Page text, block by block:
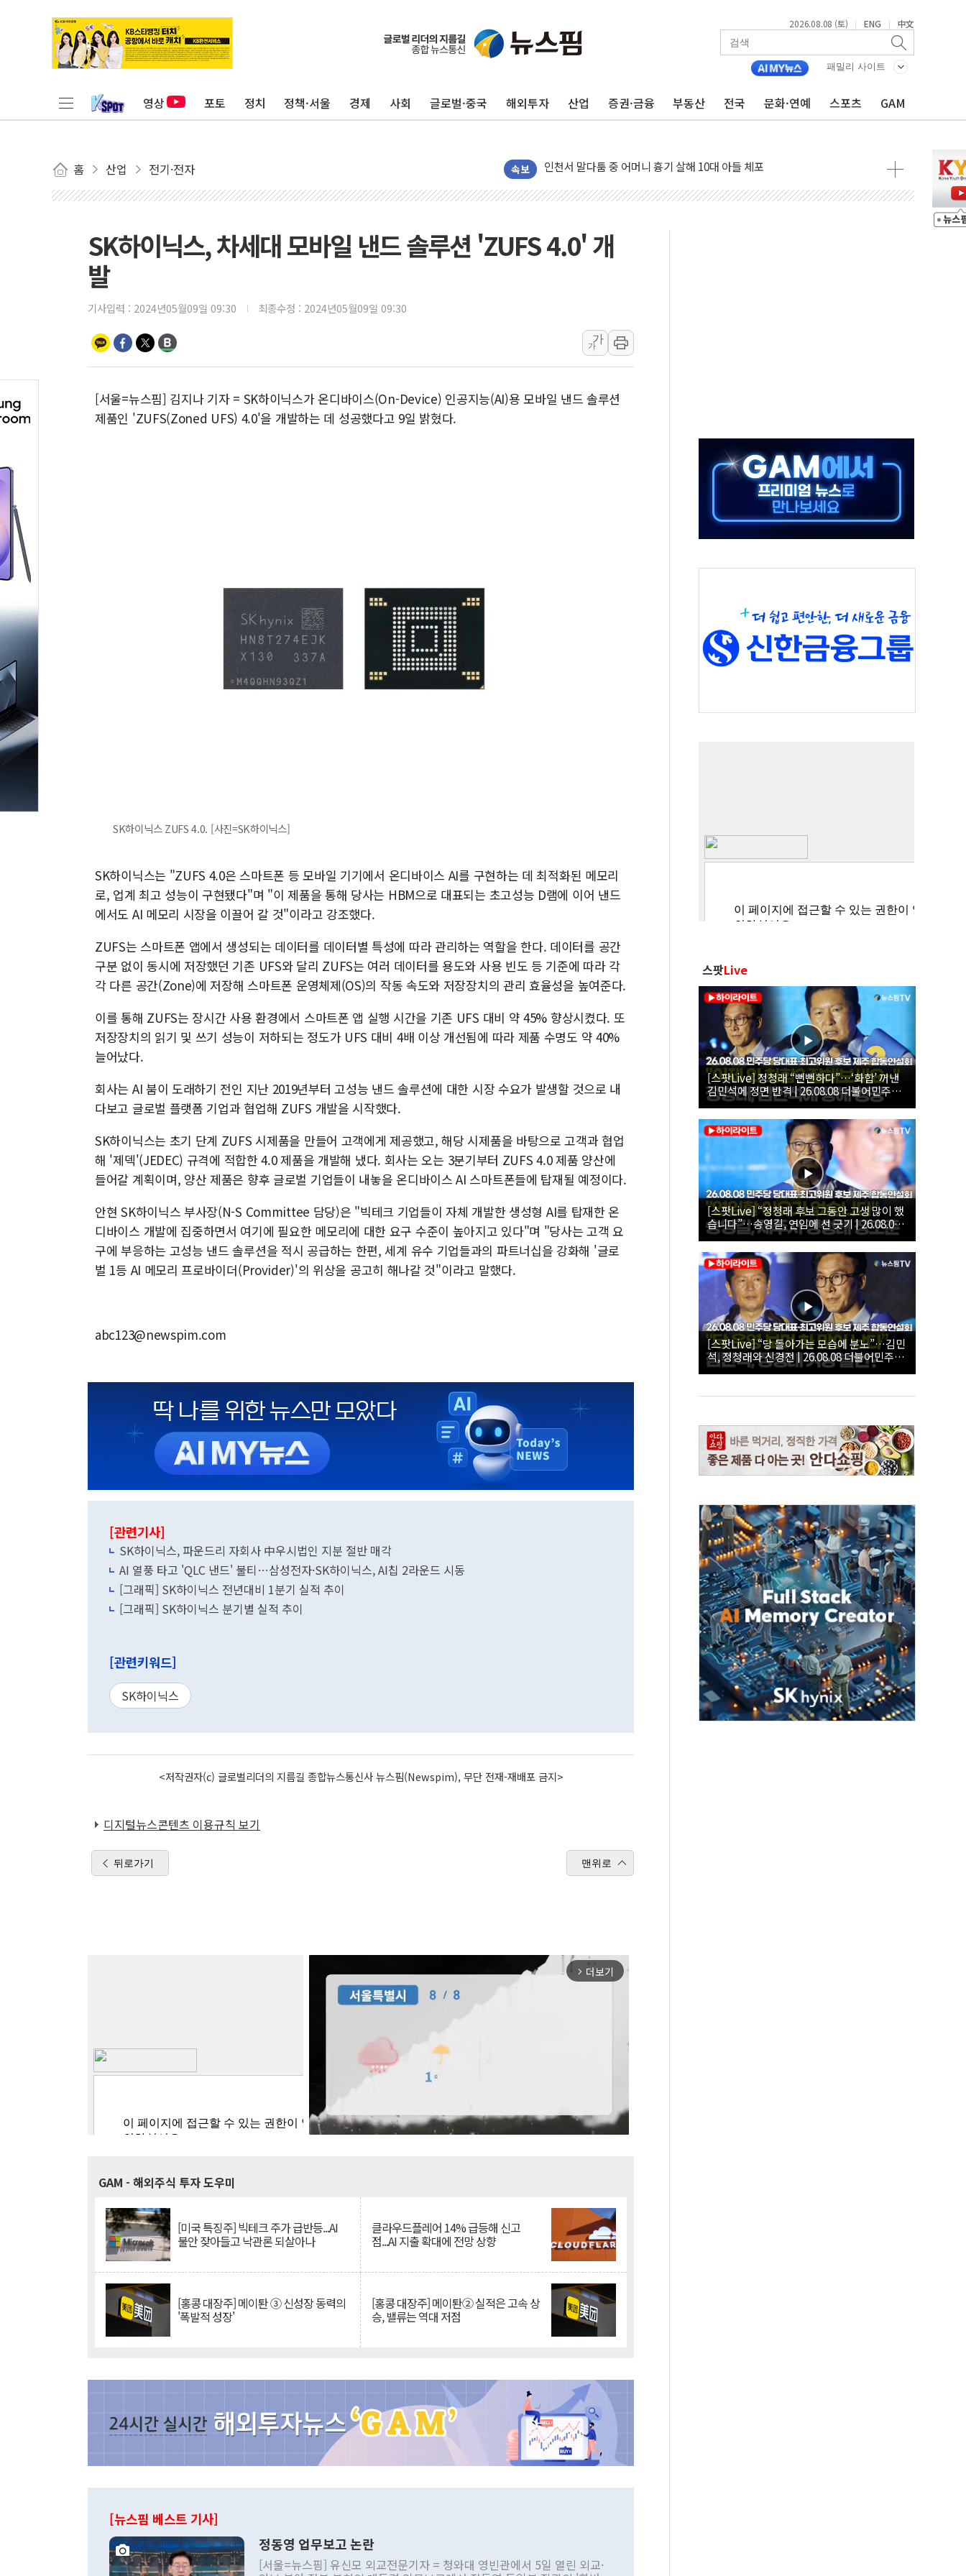
2026.08.08 (토) | ENG | 中文
패밀리 사이트
영상 포토 정치 정책·서울 경제 사회 글로벌·중국 해외투자 산업 증권·금융 부동산 전국 문화·연예 스포츠 GAM
홈 산업 전기·전자 속보
서울 중랑구 주택가서 흉기 난동…60대 남성 2명 숨져
李대통령 "결혼 때문에 손해 보는 일 없게"…'결혼 페널티' 22개 과제 손본다
추미애, '위안부' 피해자 기림의 날 참석..."국제적 시민 연대로 목소리 내야"
인천 선재도 갯벌서 해루질 중 실종 60대 나흘만에 숨진 채 발견
'화합' 꺼낸 김민석에 '뻔뻔' 받아친 정청래…제주 연설서 신경전 고조
李대통령, ISA 개편 재검토 지시…與 "적극 환영"·野 "졸속 국정"
연일 폭염에 온열질환 사망 23명…정부, 비상대응기구 가동
中 전방위 아파트 부양, 수도 베이징도 부동산 규제 철폐
청양 밭에서 일하던 90대 숨져…온열질환 여부 조사
폭염에 車 운전면허 기능시험 오전 집중 편성…체감온도 38도 넘으면 중단
'호우 특보' 경북 울진 시간당 20~30mm 강한 비...가뭄 해소될 듯
오세훈 "용산공원 주택 검토, 민주당 스스로 원칙 뒤집는 것"
SK하이닉스, 차세대 모바일 낸드 솔루션 'ZUFS 4.0' 개
발
기사입력 : 2024년05월09일 09:30 최종수정 : 2024년05월09일 09:30
가
가
[서울=뉴스핌] 김지나 기자 = SK하이닉스가 온디바이스(On-Device) 인공지능(AI)용 모바일 낸드 솔루션
제품인 'ZUFS(Zoned UFS) 4.0'을 개발하는 데 성공했다고 9일 밝혔다.
SK하이닉스 ZUFS 4.0. [사진=SK하이닉스]
SK하이닉스는 "ZUFS 4.0은 스마트폰 등 모바일 기기에서 온디바이스 AI를 구현하는 데 최적화된 메모리
로, 업계 최고 성능이 구현됐다"며 "이 제품을 통해 당사는 HBM으로 대표되는 초고성능 D램에 이어 낸드
에서도 AI 메모리 시장을 이끌어 갈 것"이라고 강조했다.
ZUFS는 스마트폰 앱에서 생성되는 데이터를 데이터별 특성에 따라 관리하는 역할을 한다. 데이터를 공간
구분 없이 동시에 저장했던 기존 UFS와 달리 ZUFS는 여러 데이터를 용도와 사용 빈도 등 기준에 따라 각
각 다른 공간(Zone)에 저장해 스마트폰 운영체제(OS)의 작동 속도와 저장장치의 관리 효율성을 높여준다.
이를 통해 ZUFS는 장시간 사용 환경에서 스마트폰 앱 실행 시간을 기존 UFS 대비 약 45% 향상시켰다. 또
저장장치의 읽기 및 쓰기 성능이 저하되는 정도가 UFS 대비 4배 이상 개선됨에 따라 제품 수명도 약 40%
늘어났다.
회사는 AI 붐이 도래하기 전인 지난 2019년부터 고성능 낸드 솔루션에 대한 시장 수요가 발생할 것으로 내
다보고 글로벌 플랫폼 기업과 협업해 ZUFS 개발을 시작했다.
SK하이닉스는 초기 단계 ZUFS 시제품을 만들어 고객에게 제공했고, 해당 시제품을 바탕으로 고객과 협업
해 '제덱'(JEDEC) 규격에 적합한 4.0 제품을 개발해 냈다. 회사는 오는 3분기부터 ZUFS 4.0 제품 양산에
들어갈 계획이며, 양산 제품은 향후 글로벌 기업들이 내놓을 온디바이스 AI 스마트폰들에 탑재될 예정이다.
안현 SK하이닉스 부사장(N-S Committee 담당)은 "빅테크 기업들이 자체 개발한 생성형 AI를 탑재한 온
디바이스 개발에 집중하면서 여기에 필요한 메모리에 대한 요구 수준이 높아지고 있다"며 "당사는 고객 요
구에 부응하는 고성능 낸드 솔루션을 적시 공급하는 한편, 세계 유수 기업들과의 파트너십을 강화해 '글로
벌 1등 AI 메모리 프로바이더(Provider)'의 위상을 공고히 해나갈 것"이라고 말했다.
abc123@newspim.com
[관련기사]
SK하이닉스, 파운드리 자회사 中우시법인 지분 절반 매각
AI 열풍 타고 'QLC 낸드' 불티…삼성전자·SK하이닉스, AI칩 2라운드 시동
[그래픽] SK하이닉스 전년대비 1분기 실적 추이
[그래픽] SK하이닉스 분기별 실적 추이
[관련키워드]
SK하이닉스
<저작권자(c) 글로벌리더의 지름길 종합뉴스통신사 뉴스핌(Newspim), 무단 전재-재배포 금지>
디지털뉴스콘텐츠 이용규칙 보기
뒤로가기 맨위로
arrow_forward_ios 더보기
GAM - 해외주식 투자 도우미
[미국 특징주] 빅테크 주가 급반등...AI
불안 잦아들고 낙관론 되살아나
클라우드플레어 14% 급등해 신고
점...AI 지출 확대에 전망 상향
[홍콩 대장주] 메이퇀 ③ 신성장 동력의
'폭발적 성장'
[홍콩 대장주] 메이퇀② 실적은 고속 상
승, 밸류는 역대 저점
[뉴스핌 베스트 기사]
정동영 업무보고 논란
[서울=뉴스핌] 유신모 외교전문기자 = 청와대 영빈관에서 5일 열린 외교·
스팟Live
[스팟Live] 정청래 “뻔뻔하다”…‘화합’ 꺼낸
김민석에 정면 반격 | 26.08.08 더불어민주당
당대표·최고위원 후보 제주 합동연설회
[스팟Live] “정청래 후보 그동안 고생 많이 했
습니다”…송영길, 연임에 선 긋기 | 26.08.08
더불어민주당 당대표·최고위원 후보 제주 합
동연설회
[스팟Live] “당 돌아가는 모습에 분노”…김민
석, 정청래와 신경전 | 26.08.08 더불어민주당
당대표·최고위원 후보 제주 합동연설회